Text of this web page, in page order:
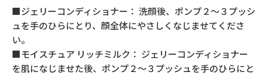
■ジェリーコンディショナー： 洗顔後、ポンプ２～３プッシ
ュを手のひらにとり、顔全体にやさしくなじませてくださ
い。
■モイスチュア リッチミルク： ジェリーコンディショナー
を肌になじませた後、ポンプ２～３プッシュを手のひらにと